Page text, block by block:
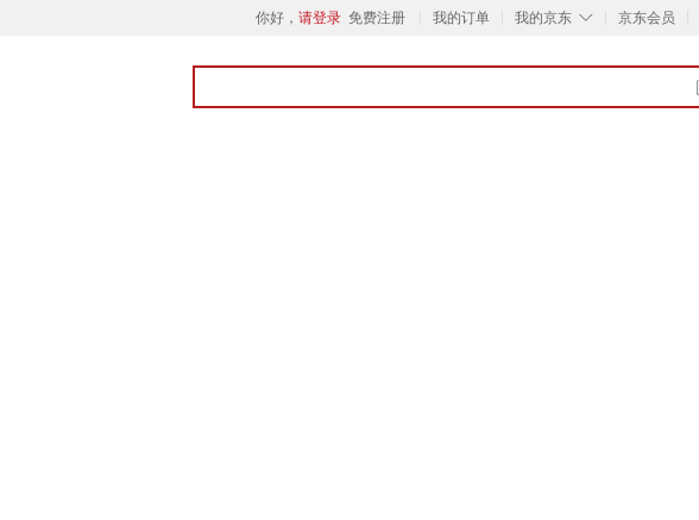
你好， 请登录 免费注册 我的订单 ◇
我的京东 京东会员